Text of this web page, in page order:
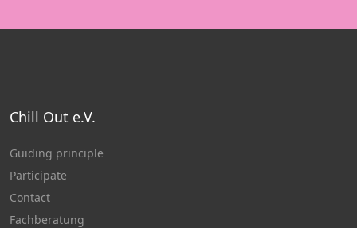
Chill Out e.V.
Guiding principle
Participate
Contact
Fachberatung